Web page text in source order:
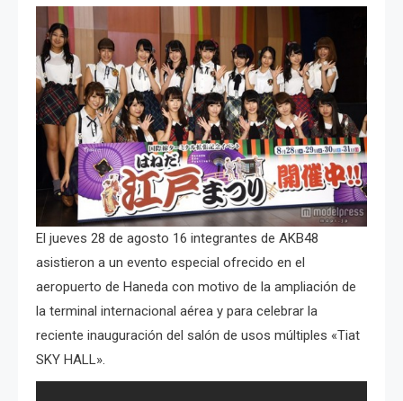
El jueves 28 de agosto 16 integrantes de AKB48
asistieron a un evento especial ofrecido en el
aeropuerto de Haneda con motivo de la ampliación de
la terminal internacional aérea y para celebrar la
reciente inauguración del salón de usos múltiples «Tiat
SKY HALL».